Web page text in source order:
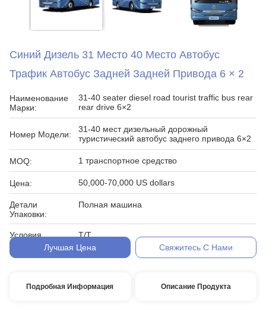
Синий Дизель 31 Место 40 Место Автобус
Трафик Автобус Задней Задней Привода 6 × 2
Наименование
Марки:
31-40 seater diesel road tourist traffic bus rear
rear drive 6×2
Номер Модели:
31-40 мест дизельный дорожный
туристический автобус заднего привода 6×2
MOQ: 1 транспортное средство
Цена: 50,000-70,000 US dollars
Детали
Упаковки:
Полная машина
Условия
Оплаты:
T/T
Лучшая Цена
Свяжитесь С Нами
Подробная Информация Описание Продукта